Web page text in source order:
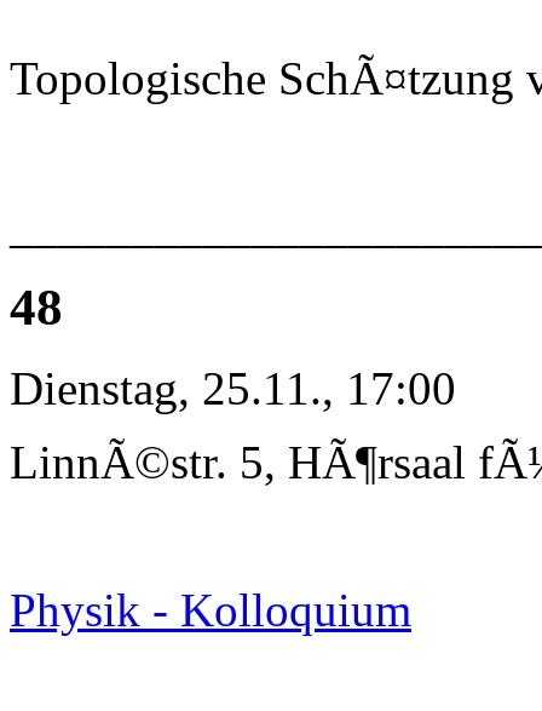
Topologische SchÃ¤tzung
48
Dienstag, 25.11., 17:00
LinnÃ©str. 5, HÃ¶rsaal
Physik - Kolloquium